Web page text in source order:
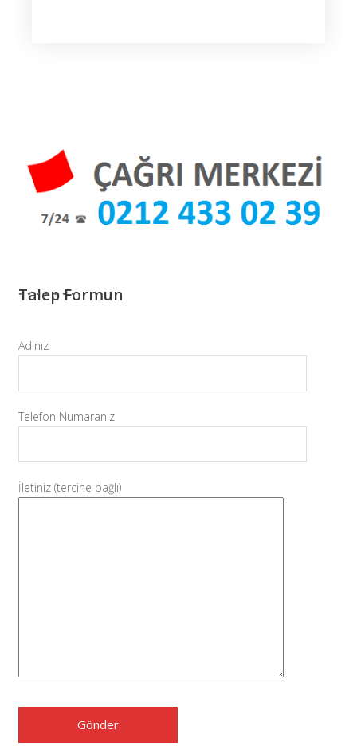
Talep Formun
Adınız
Telefon Numaranız
İletiniz (tercihe bağlı)